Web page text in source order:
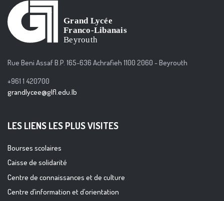
Rue Beni Assaf B.P. 165-636 Achrafieh 1100 2060 - Beyrouth
+961 1 420700
grandlycee@glfl.edu.lb
LES LIENS LES PLUS VISITES
Bourses scolaires
Caisse de solidarité
Centre de connaissances et de culture
Centre d’information et d’orientation